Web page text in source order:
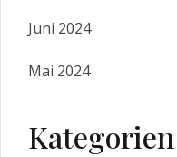
Juni 2024
Mai 2024
Kategorien